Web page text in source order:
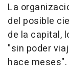
La
del posible
de la capital,
"sin poder
hace meses".